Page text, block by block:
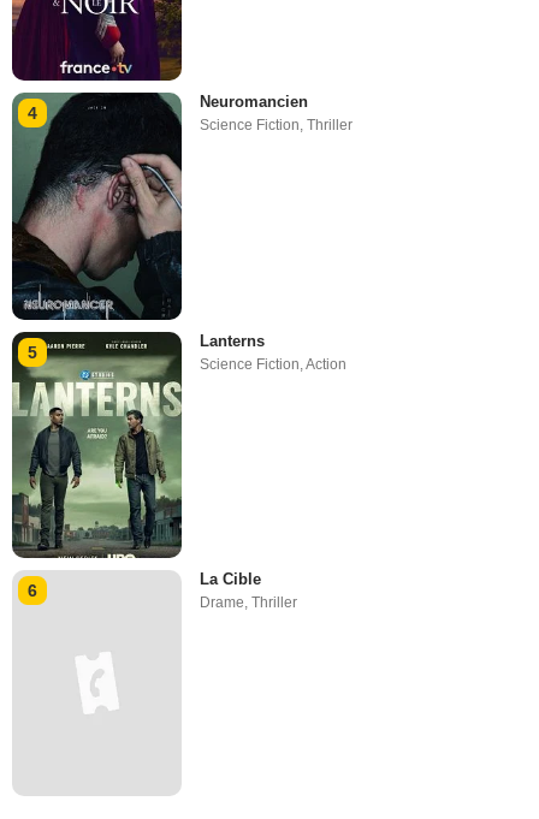
4
Neuromancien
Science Fiction,Thriller
5
Lanterns
Science Fiction ,Action
6
La Cible
Drame,Thriller